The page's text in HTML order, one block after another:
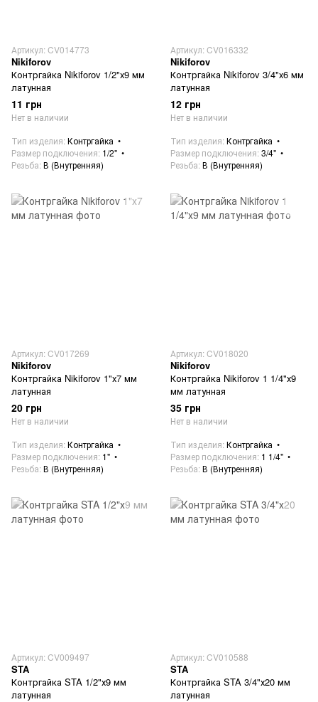
Артикул: CV014773
Nikiforov
Контргайка Nikiforov 1/2"х9 мм
латунная
11 грн
Нет в наличии
Тип изделия Контргайка
Размер подключения 1/2"
Резьба В (Внутренняя)
Артикул: CV016332
Nikiforov
Контргайка Nikiforov 3/4"х6 мм
латунная
12 грн
Нет в наличии
Тип изделия Контргайка
Размер подключения 3/4"
Резьба В (Внутренняя)
Артикул: CV017269
Nikiforov
Контргайка Nikiforov 1"х7 мм
латунная
20 грн
Нет в наличии
Тип изделия Контргайка
Размер подключения 1"
Резьба В (Внутренняя)
Артикул: CV018020
Nikiforov
Контргайка Nikiforov 1 1/4"х9
мм латунная
35 грн
Нет в наличии
Тип изделия Контргайка
Размер подключения 1 1/4"
Резьба В (Внутренняя)
Артикул: CV009497
STA
Контргайка STA 1/2"х9 мм
латунная
Артикул: CV010588
STA
Контргайка STA 3/4"х20 мм
латунная